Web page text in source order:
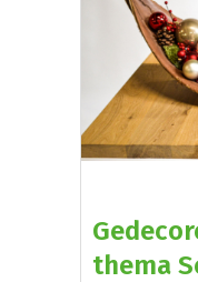
thema